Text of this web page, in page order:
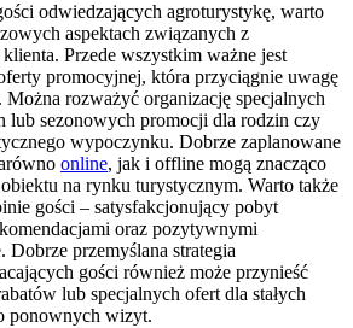
odwiedzających agroturystykę, warto
aspektach związanych z
Przede wszystkim ważne jest
promocyjnej, która przyciągnie uwagę
rozważyć organizację specjalnych
lub sezonowych promocji dla rodzin czy
wypoczynku. Dobrze zaplanowane
online, jak i offline mogą znacząco
na rynku turystycznym. Warto także
gości – satysfakcjonujący pobyt
oraz pozytywnymi
Dobrze przemyślana strategia
gości również może przynieść
lub specjalnych ofert dla stałych
ponownych wizyt.